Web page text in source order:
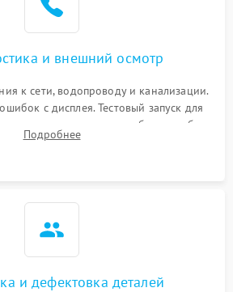
и внешний осмотр
к сети, водопроводу и канализации.
с дисплея. Тестовый запуск для
шумов, протечек или сбоев в работе
модуля управления.
Подробнее
и дефектовка деталей